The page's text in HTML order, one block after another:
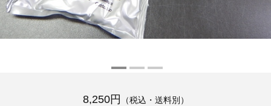
その他（20）
スウェーデン車（20）
8,250円 （税込・送料別）